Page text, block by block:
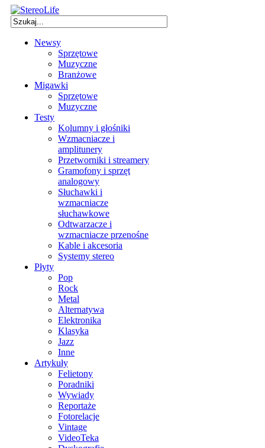
Newsy
Sprzętowe
Muzyczne
Branżowe
Migawki
Sprzętowe
Muzyczne
Testy
Kolumny i głośniki
Wzmacniacze i
amplitunery
Przetworniki i streamery
Gramofony i sprzęt
analogowy
Słuchawki i
wzmacniacze
słuchawkowe
Odtwarzacze i
wzmacniacze przenośne
Kable i akcesoria
Systemy stereo
Płyty
Pop
Rock
Metal
Alternatywa
Elektronika
Klasyka
Jazz
Inne
Artykuły
Felietony
Poradniki
Wywiady
Reportaże
Fotorelacje
Vintage
VideoTeka